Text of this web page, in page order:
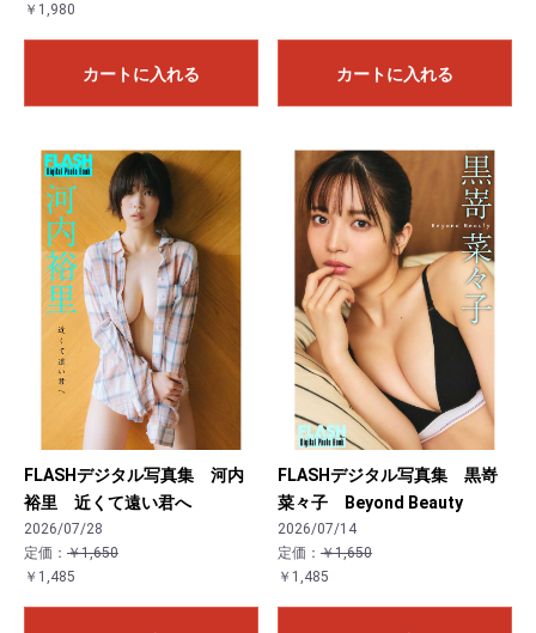
￥1,980
カートに入れる カートに入れる
FLASHデジタル写真集 河内
裕里 近くて遠い君へ
2026/07/28
定価： ￥1,650
￥1,485
FLASHデジタル写真集 黒嵜
菜々子 Beyond Beauty
2026/07/14
定価： ￥1,650
￥1,485